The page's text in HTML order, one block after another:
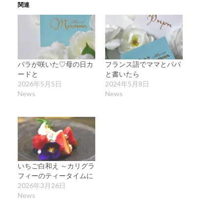
関連
バラが咲いた♡母の日カ
ードと
2026年5月5日
News
フランス語でママとパパ
と書いたら
2024年5月8日
News
いちご白和え ～カリグラ
フィーのティータイムに
2026年3月26日
News